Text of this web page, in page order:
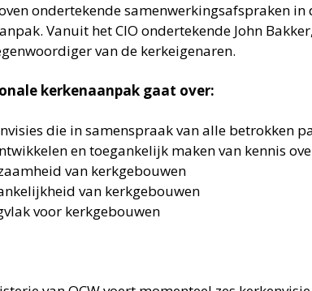
ondertekende samenwerkingsafspraken in
Vanuit het CIO ondertekende John
van de kerkeigenaren.
kerkenaanpak gaat over:
die in samenspraak van alle betrokken
en toegankelijk maken van kennis
van kerkgebouwen
van kerkgebouwen
voor kerkgebouwen